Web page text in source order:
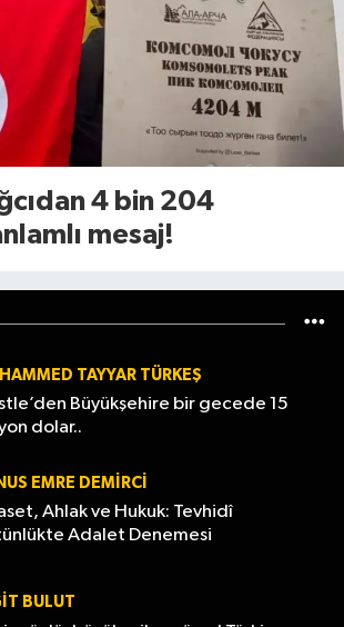
4 bin 204
mesaj!
TAYYAR TÜRKEŞ
Büyükşehire bir gecede 15
dolar..
EMRE DEMIRCI
Ahlak ve Hukuk: Tevhidî
Adalet Denemesi
BULUT